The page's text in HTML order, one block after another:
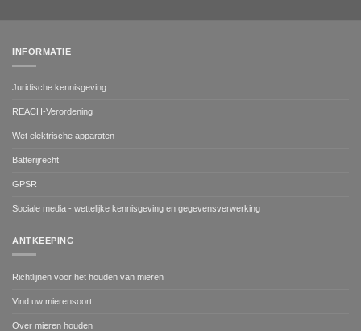
INFORMATIE
Juridische kennisgeving
REACH-Verordening
Wet elektrische apparaten
Batterijrecht
GPSR
Sociale media - wettelijke kennisgeving en gegevensverwerking
ANTKEEPING
Richtlijnen voor het houden van mieren
Vind uw mierensoort
Over mieren houden